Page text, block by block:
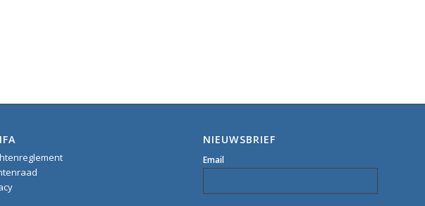
NIEUWSBRIEF
Email